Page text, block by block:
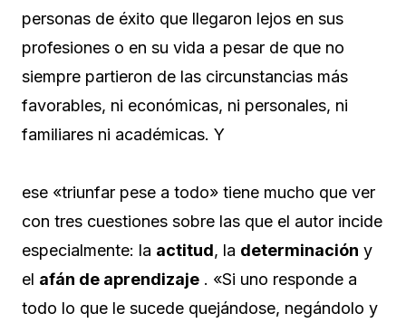
personas de éxito que llegaron lejos en sus
profesiones o en su vida a pesar de que no
siempre partieron de las circunstancias más
favorables, ni económicas, ni personales, ni
familiares ni académicas. Y
ese «triunfar pese a todo» tiene mucho que ver
con tres cuestiones sobre las que el autor incide
especialmente: la actitud, la determinación y
el afán de aprendizaje . «Si uno responde a
todo lo que le sucede quejándose, negándolo y